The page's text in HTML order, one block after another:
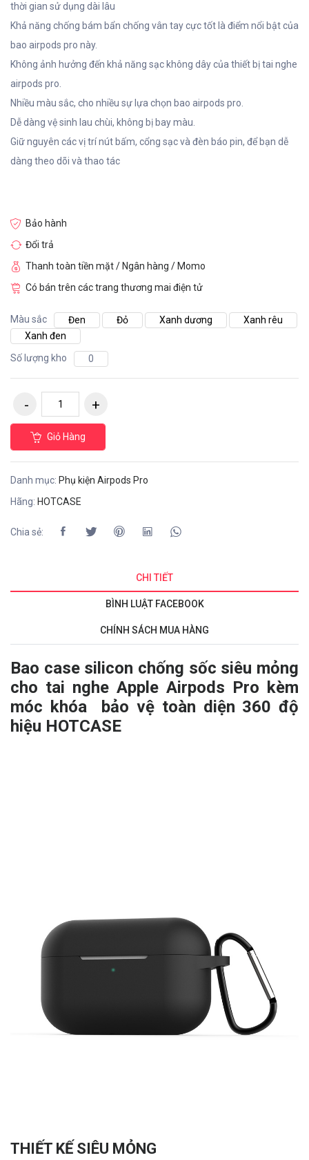
thời gian sử dụng dài lâu
Khả năng chống bám bẩn chống vân tay cực tốt là điểm nổi bật của
bao airpods pro này.
Không ảnh hưởng đến khả năng sạc không dây của thiết bị tai nghe
airpods pro.
Nhiều màu sắc, cho nhiều sự lựa chọn bao airpods pro.
Dễ dàng vệ sinh lau chùi, không bị bay màu.
Giữ nguyên các vị trí nút bấm, cổng sạc và đèn báo pin, để bạn dễ
dàng theo dõi và thao tác
Bảo hành
Đổi trả
Thanh toàn tiền mặt / Ngân hàng / Momo
Có bán trên các trang thương mai điện tử
Màu sắc Đen Đỏ Xanh dương
Xanh rêu
Xanh đen
Số lượng kho
0
Giỏ Hàng
Danh mục: Phụ kiện Airpods Pro
Hãng: HOTCASE
Chia sẻ:
CHI TIẾT
BÌNH LUẬT FACEBOOK
CHÍNH SÁCH MUA HÀNG
Bao case silicon chống sốc siêu mỏng
cho tai nghe Apple Airpods Pro kèm
móc khóa bảo vệ toàn diện 360 độ
hiệu HOTCASE
THIẾT KẾ SIÊU MỎNG